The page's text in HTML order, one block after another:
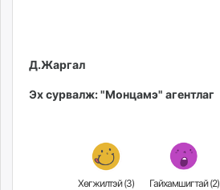
Д.Жаргал
Эх сурвалж: "Монцамэ" агентлаг
Хөгжилтэй (3) Гайхамшигтай (2)